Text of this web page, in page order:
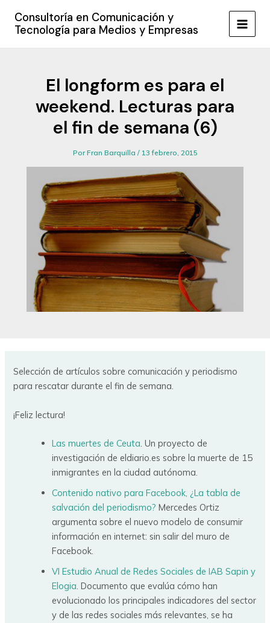
contenido
Consultoría en Comunicación y
Tecnología para Medios y Empresas
MAIN
El longform es para el
weekend. Lecturas para
el fin de semana (6)
PorFran Barquilla / 13 febrero, 2015
Selección de artículos sobre comunicación y periodismo
para rescatar durante el fin de semana.
¡Feliz lectura!
Las muertes de Ceuta. Un proyecto de
investigación de eldiario.es sobre la muerte de 15
inmigrantes en la ciudad autónoma.
Contenido nativo para Facebook, ¿La tabla de
salvación del periodismo? Mercedes Ortiz
argumenta sobre el nuevo modelo de consumir
información en internet: sin salir del muro de
Facebook.
VI Estudio Anual de Redes Sociales de IAB Sapin y
Elogia. Documento que evalúa cómo han
evolucionado los principales indicadores del sector
y de las redes sociales más relevantes, se ha